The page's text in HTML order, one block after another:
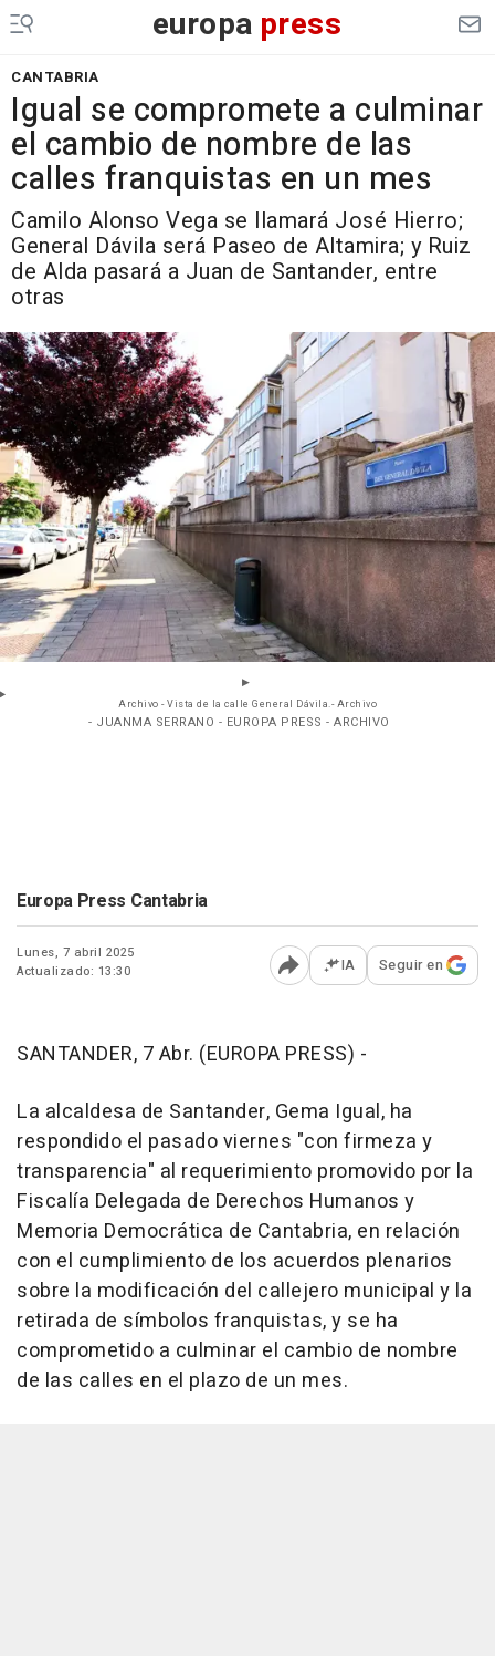
europa press
CANTABRIA
Igual se compromete a culminar
el cambio de nombre de las
calles franquistas en un mes
Camilo Alonso Vega se llamará José Hierro;
General Dávila será Paseo de Altamira; y Ruiz
de Alda pasará a Juan de Santander, entre
otras
Archivo - Vista de la calle General Dávila.- Archivo
- JUANMA SERRANO - EUROPA PRESS - ARCHIVO
Europa Press Cantabria
Lunes, 7 abril 2025
Actualizado: 13:30
Abrir opciones para
IA Seguir en
SANTANDER, 7 Abr. (EUROPA PRESS) -
La alcaldesa de Santander, Gema Igual, ha
respondido el pasado viernes "con firmeza y
transparencia" al requerimiento promovido por la
Fiscalía Delegada de Derechos Humanos y
Memoria Democrática de Cantabria, en relación
con el cumplimiento de los acuerdos plenarios
sobre la modificación del callejero municipal y la
retirada de símbolos franquistas, y se ha
comprometido a culminar el cambio de nombre
de las calles en el plazo de un mes.